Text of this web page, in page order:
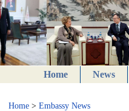
Home News
Home> Embassy News